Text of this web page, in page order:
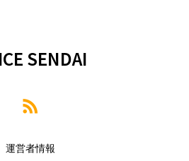
SENDAI
運営者情報